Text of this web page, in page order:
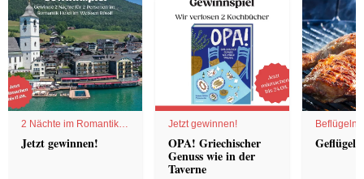
2 Nächte im Romantik
Hotel
Jetzt gewinnen!
Jetzt gewinnen!
OPA! Griechischer
Genuss wie in der
Taverne
Geflügel